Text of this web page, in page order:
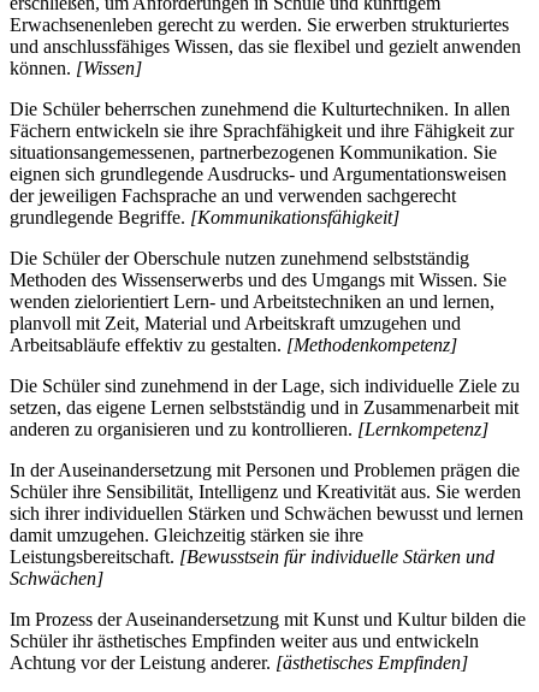
Erwachsenenleben gerecht zu werden. Sie erwerben strukturiertes
und anschlussfähiges Wissen, das sie flexibel und gezielt anwenden
können. [Wissen]
Die Schüler beherrschen zunehmend die Kulturtechniken. In allen
Fächern entwickeln sie ihre Sprachfähigkeit und ihre Fähigkeit zur
situationsangemessenen, partnerbezogenen Kommunikation. Sie
eignen sich grundlegende Ausdrucks- und Argumentationsweisen
der jeweiligen Fachsprache an und verwenden sachgerecht
grundlegende Begriffe. [Kommunikationsfähigkeit]
Die Schüler der Oberschule nutzen zunehmend selbstständig
Methoden des Wissenserwerbs und des Umgangs mit Wissen. Sie
wenden zielorientiert Lern- und Arbeitstechniken an und lernen,
planvoll mit Zeit, Material und Arbeitskraft umzugehen und
Arbeitsabläufe effektiv zu gestalten. [Methodenkompetenz]
Die Schüler sind zunehmend in der Lage, sich individuelle Ziele zu
setzen, das eigene Lernen selbstständig und in Zusammenarbeit mit
anderen zu organisieren und zu kontrollieren. [Lernkompetenz]
In der Auseinandersetzung mit Personen und Problemen prägen die
Schüler ihre Sensibilität, Intelligenz und Kreativität aus. Sie werden
sich ihrer individuellen Stärken und Schwächen bewusst und lernen
damit umzugehen. Gleichzeitig stärken sie ihre
Leistungsbereitschaft. [Bewusstsein für individuelle Stärken und
Schwächen]
Im Prozess der Auseinandersetzung mit Kunst und Kultur bilden die
Schüler ihr ästhetisches Empfinden weiter aus und entwickeln
Achtung vor der Leistung anderer. [ästhetisches Empfinden]